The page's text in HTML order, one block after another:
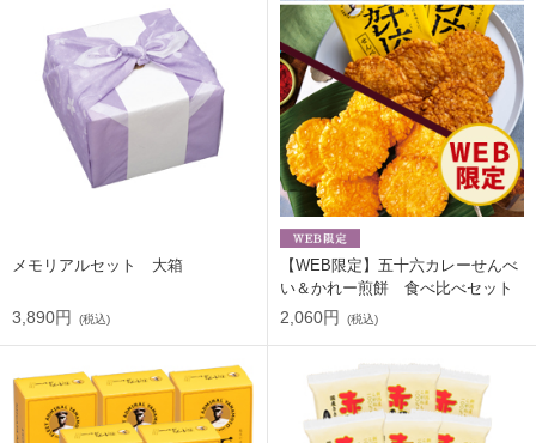
メモリアルセット 大箱
3,890円 (税込)
【WEB限定】五十六カレーせんべ
い＆かれー煎餅 食べ比べセット
2,060円 (税込)